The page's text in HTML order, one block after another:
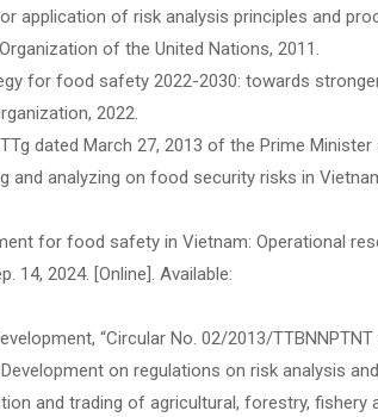
application of risk analysis principles and
of the United Nations, 2011.
for food safety 2022-2030: towards
2022.
dated March 27, 2013 of the Prime
analyzing on food security risks in
for food safety in Vietnam: Operational
14, 2024. [Online]. Available:
“Circular No. 02/2013/
on regulations on risk analysis
and trading of agricultural, forestry, fishery